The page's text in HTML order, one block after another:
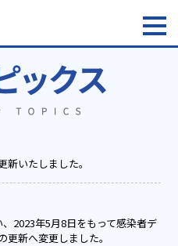
いたしました。
2023年5月8日をもって感染者デ
新へ変更しました。